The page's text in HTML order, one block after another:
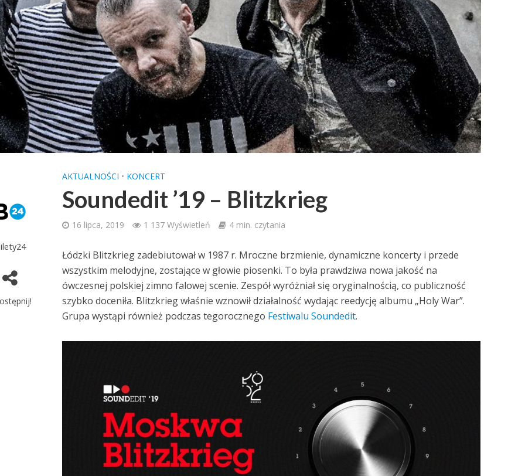
AKTUALNOŚCI • KONCERT
Soundedit ’19 – Blitzkrieg
16 lipca, 2019 1 137 Wyświetleń 4 min. czytania
Łódzki Blitzkrieg zadebiutował w 1987 r. Mroczne brzmienie, dynamiczne koncerty i przede
wszystkim melodyjne, zostające w głowie piosenki. To była prawdziwa nowa jakość na
ówczesnej polskiej zimno falowej scenie. Zespół wyróżniał się oryginalnością, co publiczność
szybko doceniła. Blitzkrieg właśnie wznowił działalność wydając reedycję albumu „Holy War”.
Grupa wystąpi również podczas tegorocznego Festiwalu Soundedit.